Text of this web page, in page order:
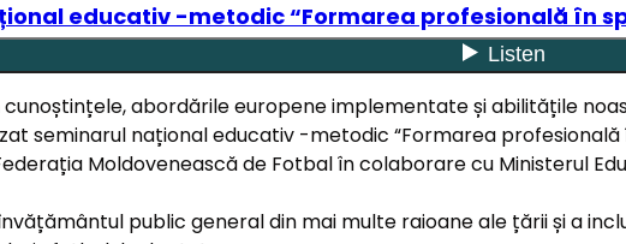
educativ -metodic “Formarea profesională în
abordările europene implementate și abilitățile
seminarul național educativ -metodic “Formarea
Moldovenească de Fotbal în colaborare cu Ministerul
public general din mai multe raioane ale țării și a